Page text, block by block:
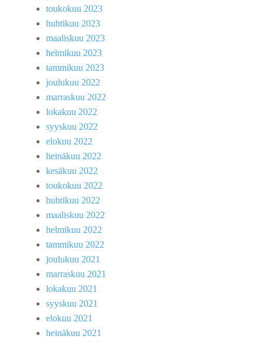
toukokuu 2023
huhtikuu 2023
maaliskuu 2023
helmikuu 2023
tammikuu 2023
joulukuu 2022
marraskuu 2022
lokakuu 2022
syyskuu 2022
elokuu 2022
heinäkuu 2022
kesäkuu 2022
toukokuu 2022
huhtikuu 2022
maaliskuu 2022
helmikuu 2022
tammikuu 2022
joulukuu 2021
marraskuu 2021
lokakuu 2021
syyskuu 2021
elokuu 2021
heinäkuu 2021